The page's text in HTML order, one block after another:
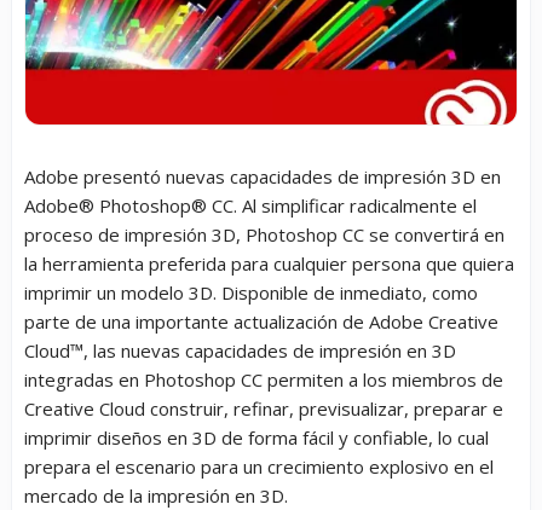
Adobe presentó nuevas capacidades de impresión 3D en
Adobe® Photoshop® CC. Al simplificar radicalmente el
proceso de impresión 3D, Photoshop CC se convertirá en
la herramienta preferida para cualquier persona que quiera
imprimir un modelo 3D. Disponible de inmediato, como
parte de una importante actualización de Adobe Creative
Cloud™, las nuevas capacidades de impresión en 3D
integradas en Photoshop CC permiten a los miembros de
Creative Cloud construir, refinar, previsualizar, preparar e
imprimir diseños en 3D de forma fácil y confiable, lo cual
prepara el escenario para un crecimiento explosivo en el
mercado de la impresión en 3D.